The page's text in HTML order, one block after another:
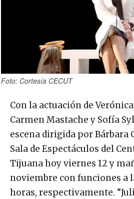
Foto: Cortesía CECUT
Con la actuación de
Carmen Mastache y Sofía
escena dirigida por Bárbara
Sala de Espectáculos del
Tijuana hoy viernes 12 y
noviembre con funciones a
horas, respectivamente.